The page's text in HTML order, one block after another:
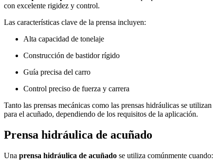
con excelente rigidez y control.
Las características clave de la prensa incluyen:
Alta capacidad de tonelaje
Construcción de bastidor rígido
Guía precisa del carro
Control preciso de fuerza y carrera
Tanto las prensas mecánicas como las prensas hidráulicas se utilizan
para el acuñado, dependiendo de los requisitos de la aplicación.
Prensa hidráulica de acuñado
Una prensa hidráulica de acuñado se utiliza comúnmente cuando: